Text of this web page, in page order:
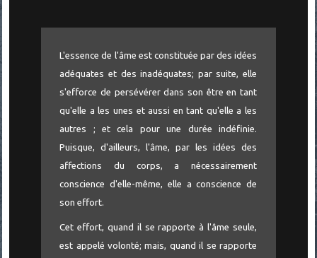
L'essence de l'âme est constituée par des idées
adéquates et des inadéquates; par suite, elle
s'efforce de persévérer dans son être en tant
qu'elle a les unes et aussi en tant qu'elle a les
autres ; et cela pour une durée indéfinie.
Puisque, d'ailleurs, l'âme, par les idées des
affections du corps, a nécessairement
conscience d'elle-même, elle a conscience de
son effort.
Cet effort, quand il se rapporte à l'âme seule,
est appelé volonté; mais, quand il se rapporte